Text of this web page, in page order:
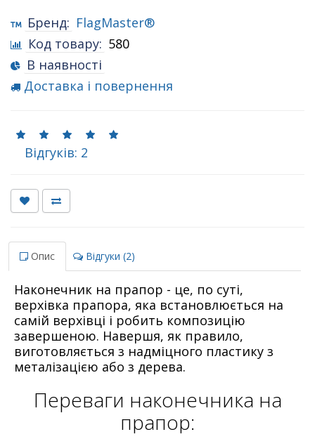
Бренд: FlagMaster®
Код товару: 580
В наявності
Доставка і повернення
Відгуків: 2
Опис Відгуки (2)
Наконечник на прапор - це, по суті,
верхівка прапора, яка встановлюється на
самій верхівці і робить композицію
завершеною. Навершя, як правило,
виготовляється з надміцного пластику з
металізацією або з дерева.
Переваги наконечника на
прапор: